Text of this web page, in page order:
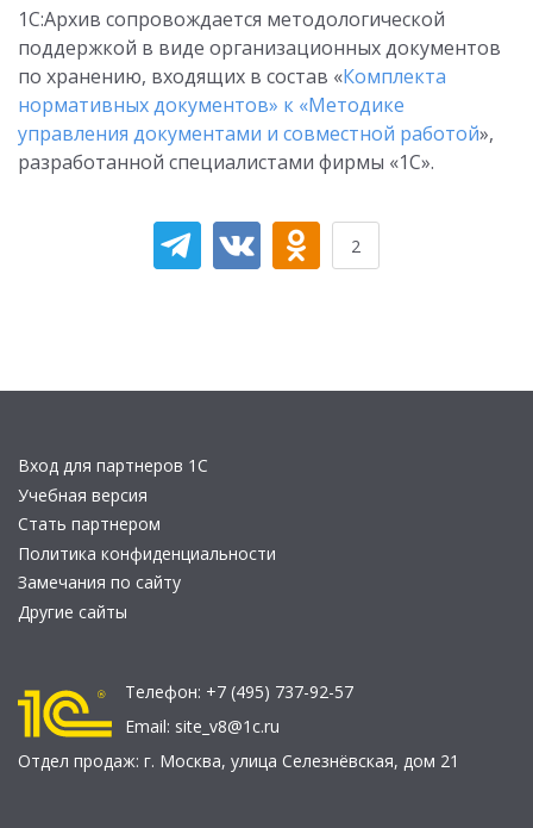
1С:Архив сопровождается методологической
поддержкой в виде организационных документов
по хранению, входящих в состав «Комплекта
нормативных документов» к «Методике
управления документами и совместной работой»,
разработанной специалистами фирмы «1С».
2
Вход для партнеров 1С
Учебная версия
Стать партнером
Политика конфиденциальности
Замечания по сайту
Другие сайты
Телефон: +7 (495) 737-92-57
Email: site_v8@1c.ru
Отдел продаж: г. Москва, улица Селезнёвская, дом 21